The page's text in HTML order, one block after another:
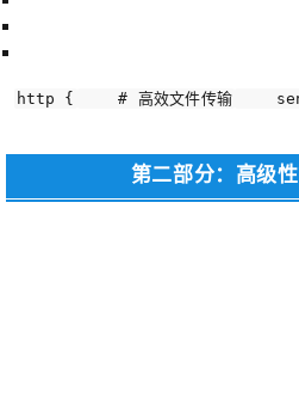
http { # 高效文件传输
第二部分：高级